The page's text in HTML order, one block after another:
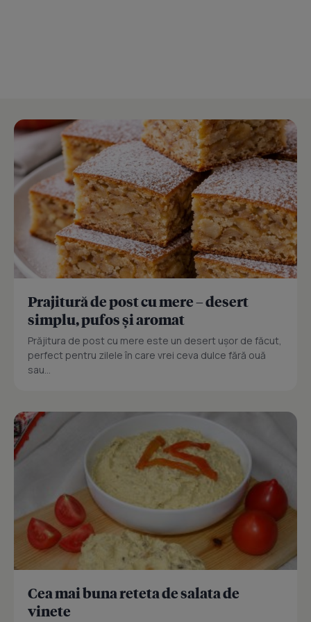
Prajitură de post cu mere – desert
simplu, pufos și aromat
Prăjitura de post cu mere este un desert ușor de făcut,
perfect pentru zilele în care vrei ceva dulce fără ouă
sau...
Cea mai buna reteta de salata de
vinete